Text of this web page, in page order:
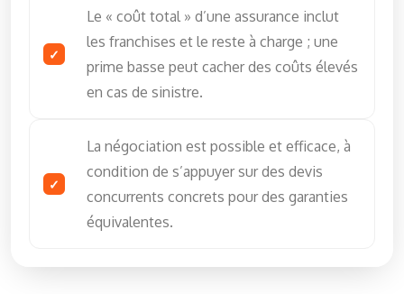
Le « coût total » d’une assurance inclut
les franchises et le reste à charge ; une
prime basse peut cacher des coûts élevés
en cas de sinistre.
La négociation est possible et efficace, à
condition de s’appuyer sur des devis
concurrents concrets pour des garanties
équivalentes.